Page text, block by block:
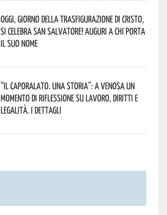
Oggi, giorno della Trasfigurazione di Cristo,
si celebra San Salvatore! Auguri a chi porta
il suo nome
“Il caporalato. Una storia”: a Venosa un
momento di riflessione su lavoro, diritti e
legalità. I dettagli